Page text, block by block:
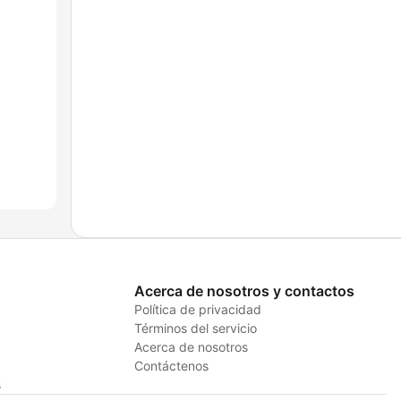
Acerca de nosotros y contactos
Política de privacidad
Términos del servicio
Acerca de nosotros
Contáctenos